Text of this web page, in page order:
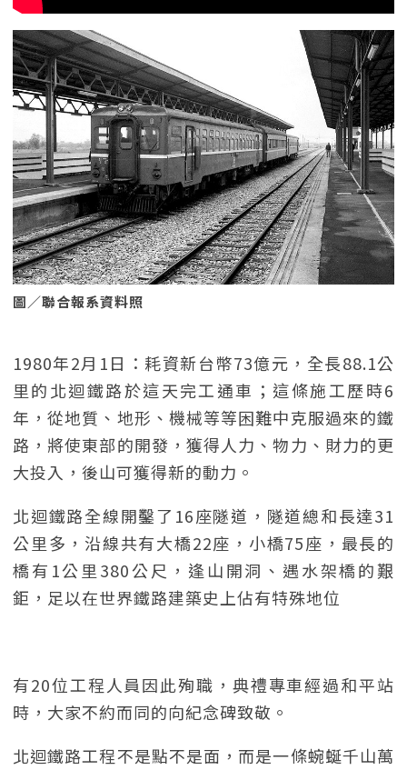
圖／聯合報系資料照
1980年2月1日：耗資新台幣73億元，全長88.1公
里的北迴鐵路於這天完工通車；這條施工歷時6
年，從地質、地形、機械等等困難中克服過來的鐵
路，將使東部的開發，獲得人力、物力、財力的更
大投入，後山可獲得新的動力。
北迴鐵路全線開鑿了16座隧道，隧道總和長達31
公里多，沿線共有大橋22座，小橋75座，最長的
橋有1公里380公尺，逢山開洞、遇水架橋的艱
鉅，足以在世界鐵路建築史上佔有特殊地位
有20位工程人員因此殉職，典禮專車經過和平站
時，大家不約而同的向紀念碑致敬。
北迴鐵路工程不是點不是面，而是一條蜿蜒千山萬